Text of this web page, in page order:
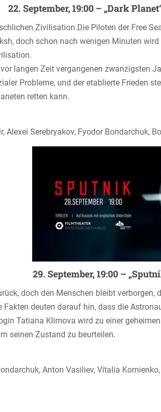
22. September, 19:00 – „Dark
Zivilisation.Die Piloten der Free
doch schon nach wenigen Minuten
langen Zeit vergangenen zwanzigsten
Probleme, und der etablierte Frieden
retten kann.
Alexei Serebryakov, Fyodor Bondarchuk,
29. September, 19:00 –
doch den Menschen bleibt
Fakten deuten darauf hin, dass die
Tatiana Klimova wird zu einer
seinen Zustand zu beurteilen.
Anton Vasiliev, Vitalia